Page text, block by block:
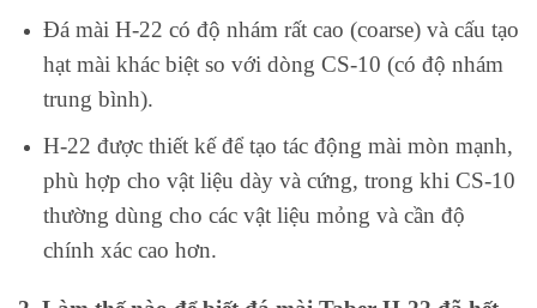
Đá mài H-22 có độ nhám rất cao (coarse) và cấu tạo
hạt mài khác biệt so với dòng CS-10 (có độ nhám
trung bình).
H-22 được thiết kế để tạo tác động mài mòn mạnh,
phù hợp cho vật liệu dày và cứng, trong khi CS-10
thường dùng cho các vật liệu mỏng và cần độ
chính xác cao hơn.